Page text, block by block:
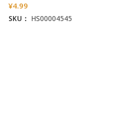
¥4.99
SKU： HS00004545